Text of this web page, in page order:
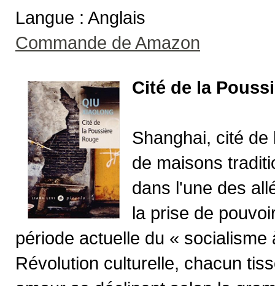
Langue : Anglais
Commande de Amazon
Cité de la
Shanghai, cité
de maisons
dans l'une des
la prise de
période actuelle du «
Révolution culturelle, chacun